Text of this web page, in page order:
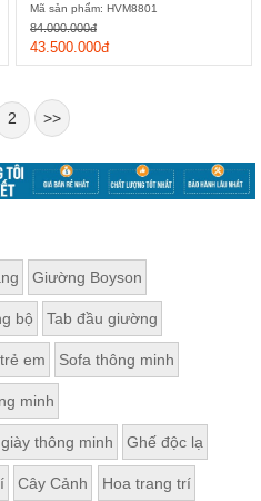
Mã sản phẩm: HVM8801
43.500.000đ
84.000.000đ
2 >>
Giường Boyson
bộ Tab đầu giường
em Sofa thông minh
minh
thông minh Ghế độc lạ
Cây Cảnh Hoa trang trí